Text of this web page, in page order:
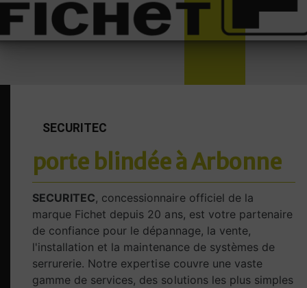
SECURITEC
porte blindée à Arbonne
SECURITEC, concessionnaire officiel de la
marque Fichet depuis 20 ans, est votre partenaire
de confiance pour le dépannage, la vente,
l'installation et la maintenance de systèmes de
serrurerie. Notre expertise couvre une vaste
gamme de services, des solutions les plus simples